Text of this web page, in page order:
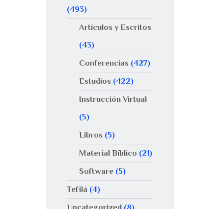
(493)
Artículos y Escritos
(43)
Conferencias (427)
Estudios (422)
Instrucción Virtual
(5)
Libros (5)
Material Bíblico (21)
Software(5)
Tefilá (4)